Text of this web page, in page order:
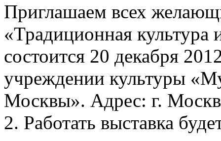
Приглашаем всех
«Традиционная культура
состоится 20 декабря
учреждении культуры
Москвы». Адрес: г.
2. Работать выставка